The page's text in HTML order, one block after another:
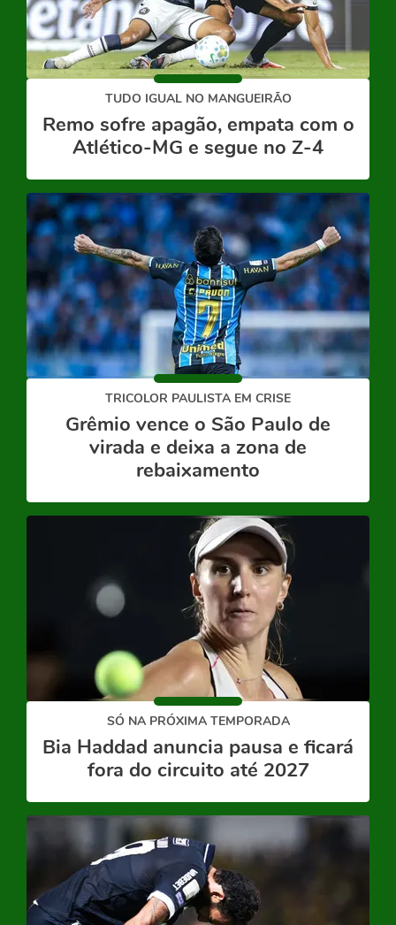
TUDO IGUAL NO MANGUEIRÃO
Remo sofre apagão, empata com o
Atlético-MG e segue no Z-4
TRICOLOR PAULISTA EM CRISE
Grêmio vence o São Paulo de
virada e deixa a zona de
rebaixamento
SÓ NA PRÓXIMA TEMPORADA
Bia Haddad anuncia pausa e ficará
fora do circuito até 2027